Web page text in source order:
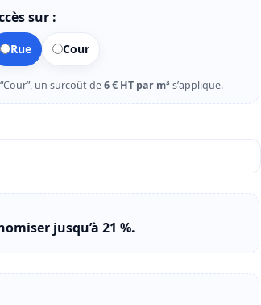
sur :
Rue Cour
un surcoût de6 € HT par m³s’applique.
jusqu’à 21 %.